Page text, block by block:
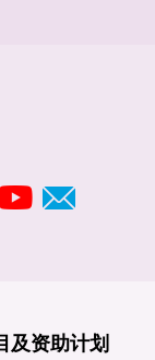
及资助计划